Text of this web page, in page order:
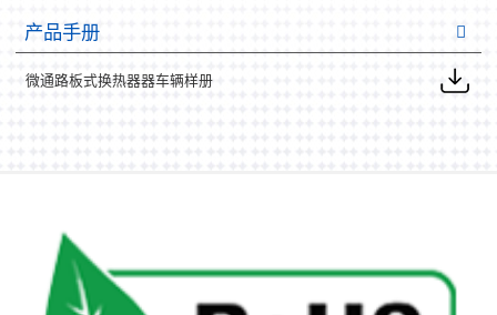
产品手册
微通路板式换热器器车辆样册